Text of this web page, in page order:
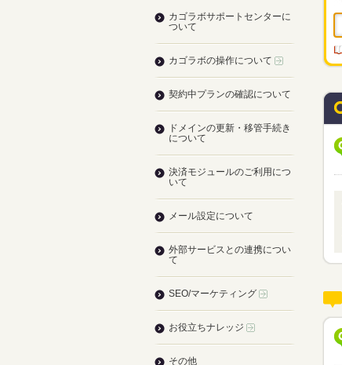
カゴラボサポートセンターに
ついて
カゴラボの操作について
契約中プランの確認について
ドメインの更新・移管手続き
について
決済モジュールのご利用につ
いて
メール設定について
外部サービスとの連携につい
て
SEO/マーケティング
お役立ちナレッジ
その他